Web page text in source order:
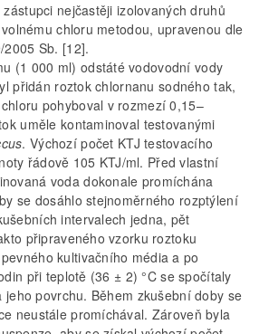
nejčastěji izolovaných druhů
chloru metodou, upravenou dle
Sb. [12].
(1 000 ml) odstáté vodovodní vody
přidán roztok chlornanu sodného tak,
pohyboval v rozmezí 0,15–
uměle kontaminoval testovanými
. Výchozí počet KTJ testovacího
řádově 105 KTJ/ml. Před vlastní
voda dokonale promíchána
se dosáhlo stejnoměrného rozptýlení
intervalech jedna, pět
připraveného vzorku roztoku
kultivačního média a po
při teplotě (36 ± 2) °C se spočítaly
jeho povrchu. Během zkušební doby se
neustále promíchával. Zároveň byla